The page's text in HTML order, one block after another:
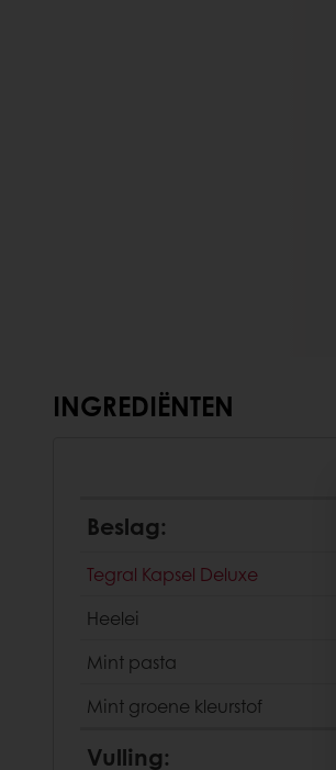
INGREDIËNTEN
Beslag:
Tegral Kapsel Deluxe
Heelei
Mint pasta
Mint groene kleurstof
Vulling: